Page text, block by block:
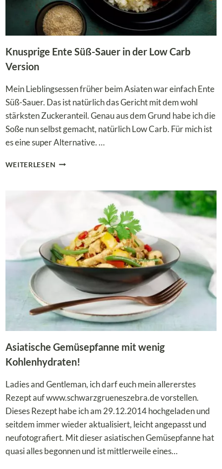
Knusprige Ente Süß-Sauer in der Low Carb
Version
Mein Lieblingsessen früher beim Asiaten war einfach Ente
Süß-Sauer. Das ist natürlich das Gericht mit dem wohl
stärksten Zuckeranteil. Genau aus dem Grund habe ich die
Soße nun selbst gemacht, natürlich Low Carb. Für mich ist
es eine super Alternative. …
WEITERLESEN KNUSPRIGE
ARB V
ERSION
Asiatische Gemüsepfanne mit wenig
Kohlenhydraten!
Ladies and Gentleman, ich darf euch mein allererstes
Rezept auf www.schwarzgrueneszebra.de vorstellen.
Dieses Rezept habe ich am 29.12.2014 hochgeladen und
seitdem immer wieder aktualisiert, leicht angepasst und
neufotografiert. Mit dieser asiatischen Gemüsepfanne hat
quasi alles begonnen und ist mittlerweile eines…